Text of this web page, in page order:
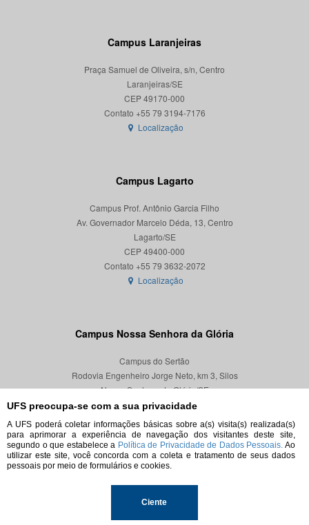
UFS preocupa-se com a sua privacidade
A UFS poderá coletar informações básicas sobre a(s) visita(s) realizada(s)
para aprimorar a experiência de navegação dos visitantes deste site,
segundo o que estabelece a Política de Privacidade de Dados Pessoais. Ao
utilizar este site, você concorda com a coleta e tratamento de seus dados
pessoais por meio de formulários e cookies.
Ciente
Campus Laranjeiras
Praça Samuel de Oliveira, s/n, Centro
Laranjeiras/SE
CEP 49170-000
Localização
Campus Lagarto
Campus Prof. Antônio Garcia Filho
Av. Governador Marcelo Déda, 13, Centro
Lagarto/SE
CEP 49400-000
Localização
Campus Nossa Senhora da Glória
Campus do Sertão
Rodovia Engenheiro Jorge Neto, km 3, Silos
Nossa Senhora da Glória/SE
CEP 49680-000
Localização
© 2026. Todos os direitos reservados.
Universidade Federal de Sergipe.